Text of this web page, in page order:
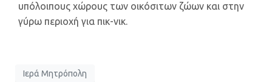
υπόλοιπους χώρους των οικόσιτων ζώων και στην
γύρω περιοχή για πικ-νικ.
Ιερά Μητρόπολη